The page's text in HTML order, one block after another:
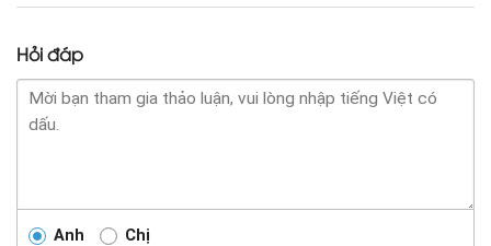
Hỏi đáp
Anh Chị